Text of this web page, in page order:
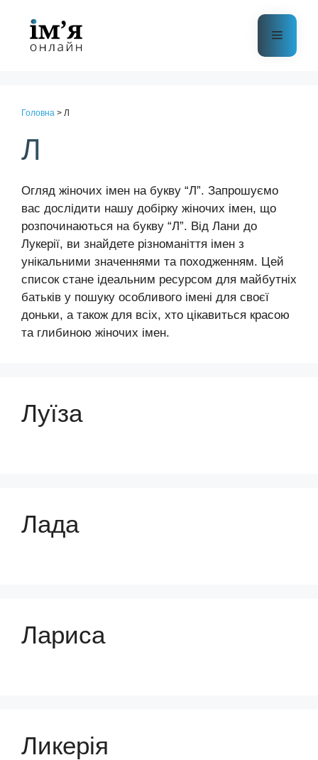
контенту
Меню
Головна > Л
Л
Огляд жіночих імен на букву “Л”. Запрошуємо
вас дослідити нашу добірку жіночих імен, що
розпочинаються на букву “Л”. Від Лани до
Лукерії, ви знайдете різноманіття імен з
унікальними значеннями та походженням. Цей
список стане ідеальним ресурсом для майбутніх
батьків у пошуку особливого імені для своєї
доньки, а також для всіх, хто цікавиться красою
та глибиною жіночих імен.
Луїза
Лада
Лариса
Ликерія